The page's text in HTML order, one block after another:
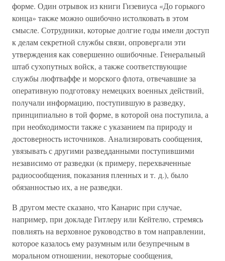
форме. Один отрывок из книги Гизевиуса «До горького
конца» также можно ошибочно истолковать в этом
смысле. Сотрудники, которые долгие годы имели доступ
к делам секретной службы связи, опровергали эти
утверждения как совершенно ошибочные. Генеральный
штаб сухопутных войск, а также соответствующие
службы люфтваффе и морского флота, отвечавшие за
оперативную подготовку немецких военных действий,
получали информацию, поступившую в разведку,
принципиально в той форме, в которой она поступила, а
при необходимости также с указанием па природу и
достоверность источников. Анализировать сообщения,
увязывать с другими разведданными поступившими
независимо от разведки (к примеру, перехваченные
радиосообщения, показания пленных и т. д.), было
обязанностью их, а не разведки.
В другом месте сказано, что Канарис при случае,
например, при докладе Гитлеру или Кейтелю, стремясь
повлиять на верховное руководство в том направлении,
которое казалось ему разумным или безупречным в
моральном отношении, некоторые сообщения,